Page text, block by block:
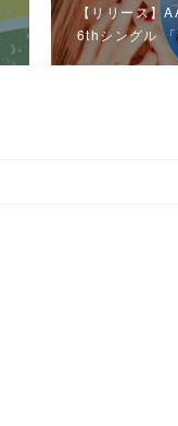
【リリース】
6thシングル